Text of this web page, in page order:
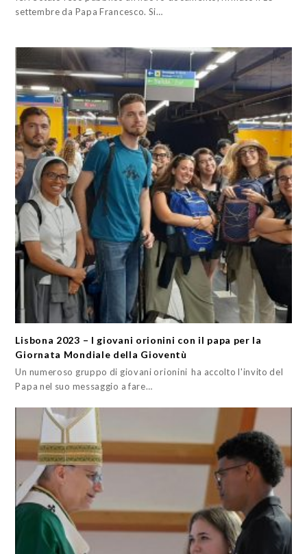
settembre da Papa Francesco. Si…
Lisbona 2023 – I giovani orionini con il papa per la
Giornata Mondiale della Gioventù
Un numeroso gruppo di giovani orionini ha accolto l'invito del
Papa nel suo messaggio a fare…